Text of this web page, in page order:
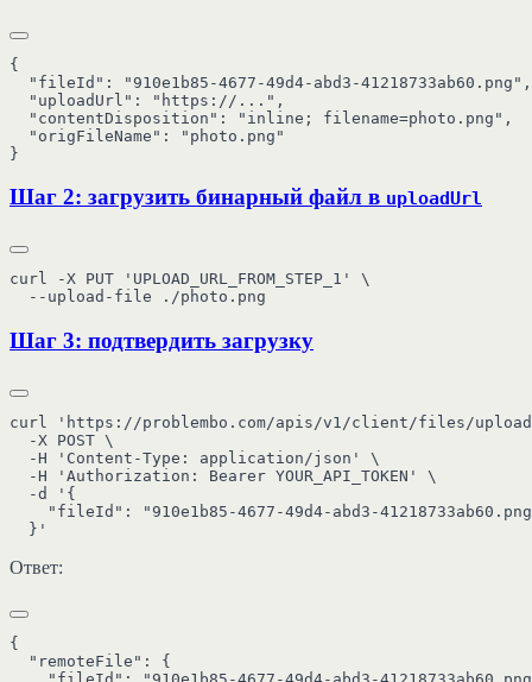
{
  "fileId": "910e1b85-4677-49d4-abd3-41218733ab60.png",
  "uploadUrl": "https://...",
  "contentDisposition": "inline; filename=photo.png",
  "origFileName": "photo.png"
Шаг 2: загрузить бинарный файл в uploadUrl
curl -X PUT 'UPLOAD_URL_FROM_STEP_1' \
Шаг 3: подтвердить загрузку
curl 'https://problembo.com/apis/v1/client/files/
  -X POST \
  -H 'Content-Type: application/json' \
  -H 'Authorization: Bearer YOUR_API_TOKEN' \
  -d '{
"fileId": "910e1b85-4677-49d4-abd3-
Ответ:
{
  "remoteFile": {